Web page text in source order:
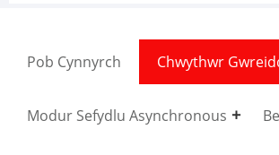
Pob Cynnyrch Chwythwr
Modur Sefydlu Asynchronous